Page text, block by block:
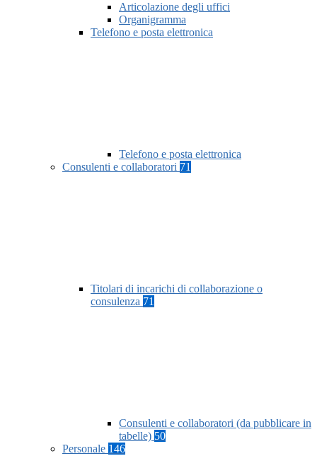
Articolazione degli uffici
Organigramma
Telefono e posta elettronica
Telefono e posta elettronica
Consulenti e collaboratori 71
Titolari di incarichi di collaborazione o
consulenza 71
Consulenti e collaboratori (da pubblicare in
tabelle) 50
Personale 146